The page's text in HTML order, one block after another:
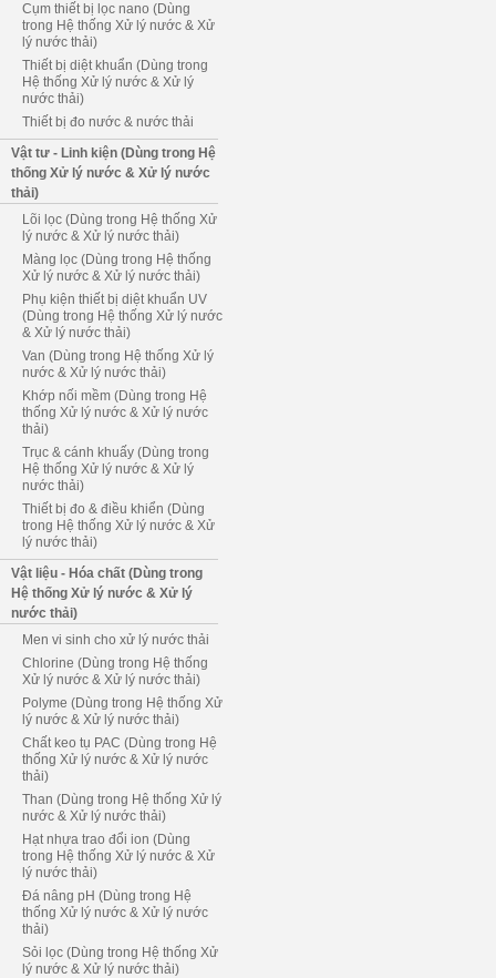
Cụm thiết bị lọc nano (Dùng
trong Hệ thống Xử lý nước & Xử
lý nước thải)
Thiết bị diệt khuẩn (Dùng trong
Hệ thống Xử lý nước & Xử lý
nước thải)
Thiết bị đo nước & nước thải
Vật tư - Linh kiện (Dùng trong Hệ
thống Xử lý nước & Xử lý nước
thải)
Lõi lọc (Dùng trong Hệ thống Xử
lý nước & Xử lý nước thải)
Màng lọc (Dùng trong Hệ thống
Xử lý nước & Xử lý nước thải)
Phụ kiện thiết bị diệt khuẩn UV
(Dùng trong Hệ thống Xử lý nước
& Xử lý nước thải)
Van (Dùng trong Hệ thống Xử lý
nước & Xử lý nước thải)
Khớp nối mềm (Dùng trong Hệ
thống Xử lý nước & Xử lý nước
thải)
Trục & cánh khuấy (Dùng trong
Hệ thống Xử lý nước & Xử lý
nước thải)
Thiết bị đo & điều khiển (Dùng
trong Hệ thống Xử lý nước & Xử
lý nước thải)
Vật liệu - Hóa chất (Dùng trong
Hệ thống Xử lý nước & Xử lý
nước thải)
Men vi sinh cho xử lý nước thải
Chlorine (Dùng trong Hệ thống
Xử lý nước & Xử lý nước thải)
Polyme (Dùng trong Hệ thống Xử
lý nước & Xử lý nước thải)
Chất keo tụ PAC (Dùng trong Hệ
thống Xử lý nước & Xử lý nước
thải)
Than (Dùng trong Hệ thống Xử lý
nước & Xử lý nước thải)
Hạt nhựa trao đổi ion (Dùng
trong Hệ thống Xử lý nước & Xử
lý nước thải)
Đá nâng pH (Dùng trong Hệ
thống Xử lý nước & Xử lý nước
thải)
Sỏi lọc (Dùng trong Hệ thống Xử
lý nước & Xử lý nước thải)